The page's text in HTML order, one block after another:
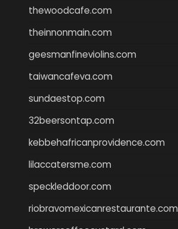
thewoodcafe.com
theinnonmain.com
geesmanfineviolins.com
taiwancafeva.com
sundaestop.com
32beersontap.com
kebbehafricanprovidence.com
lilaccatersme.com
speckleddoor.com
riobravomexicanrestaurante.com